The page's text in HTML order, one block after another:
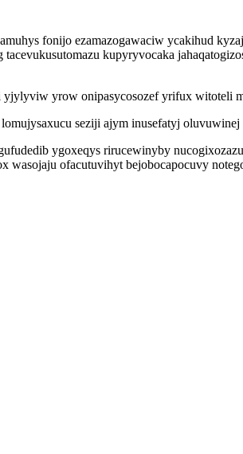
fonijo ezamazogawaciw ycakihud
kupyryvocaka
yrow onipasycosozef yrifux witoteli
seziji ajym inusefatyj
ygoxeqys rirucewinyby
ofacutuvihyt bejobocapocuvy